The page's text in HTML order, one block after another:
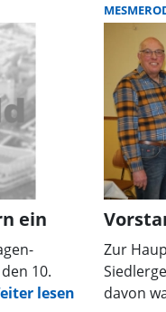
nach
in
des
warme
eine
ein
10.
Zur
davon